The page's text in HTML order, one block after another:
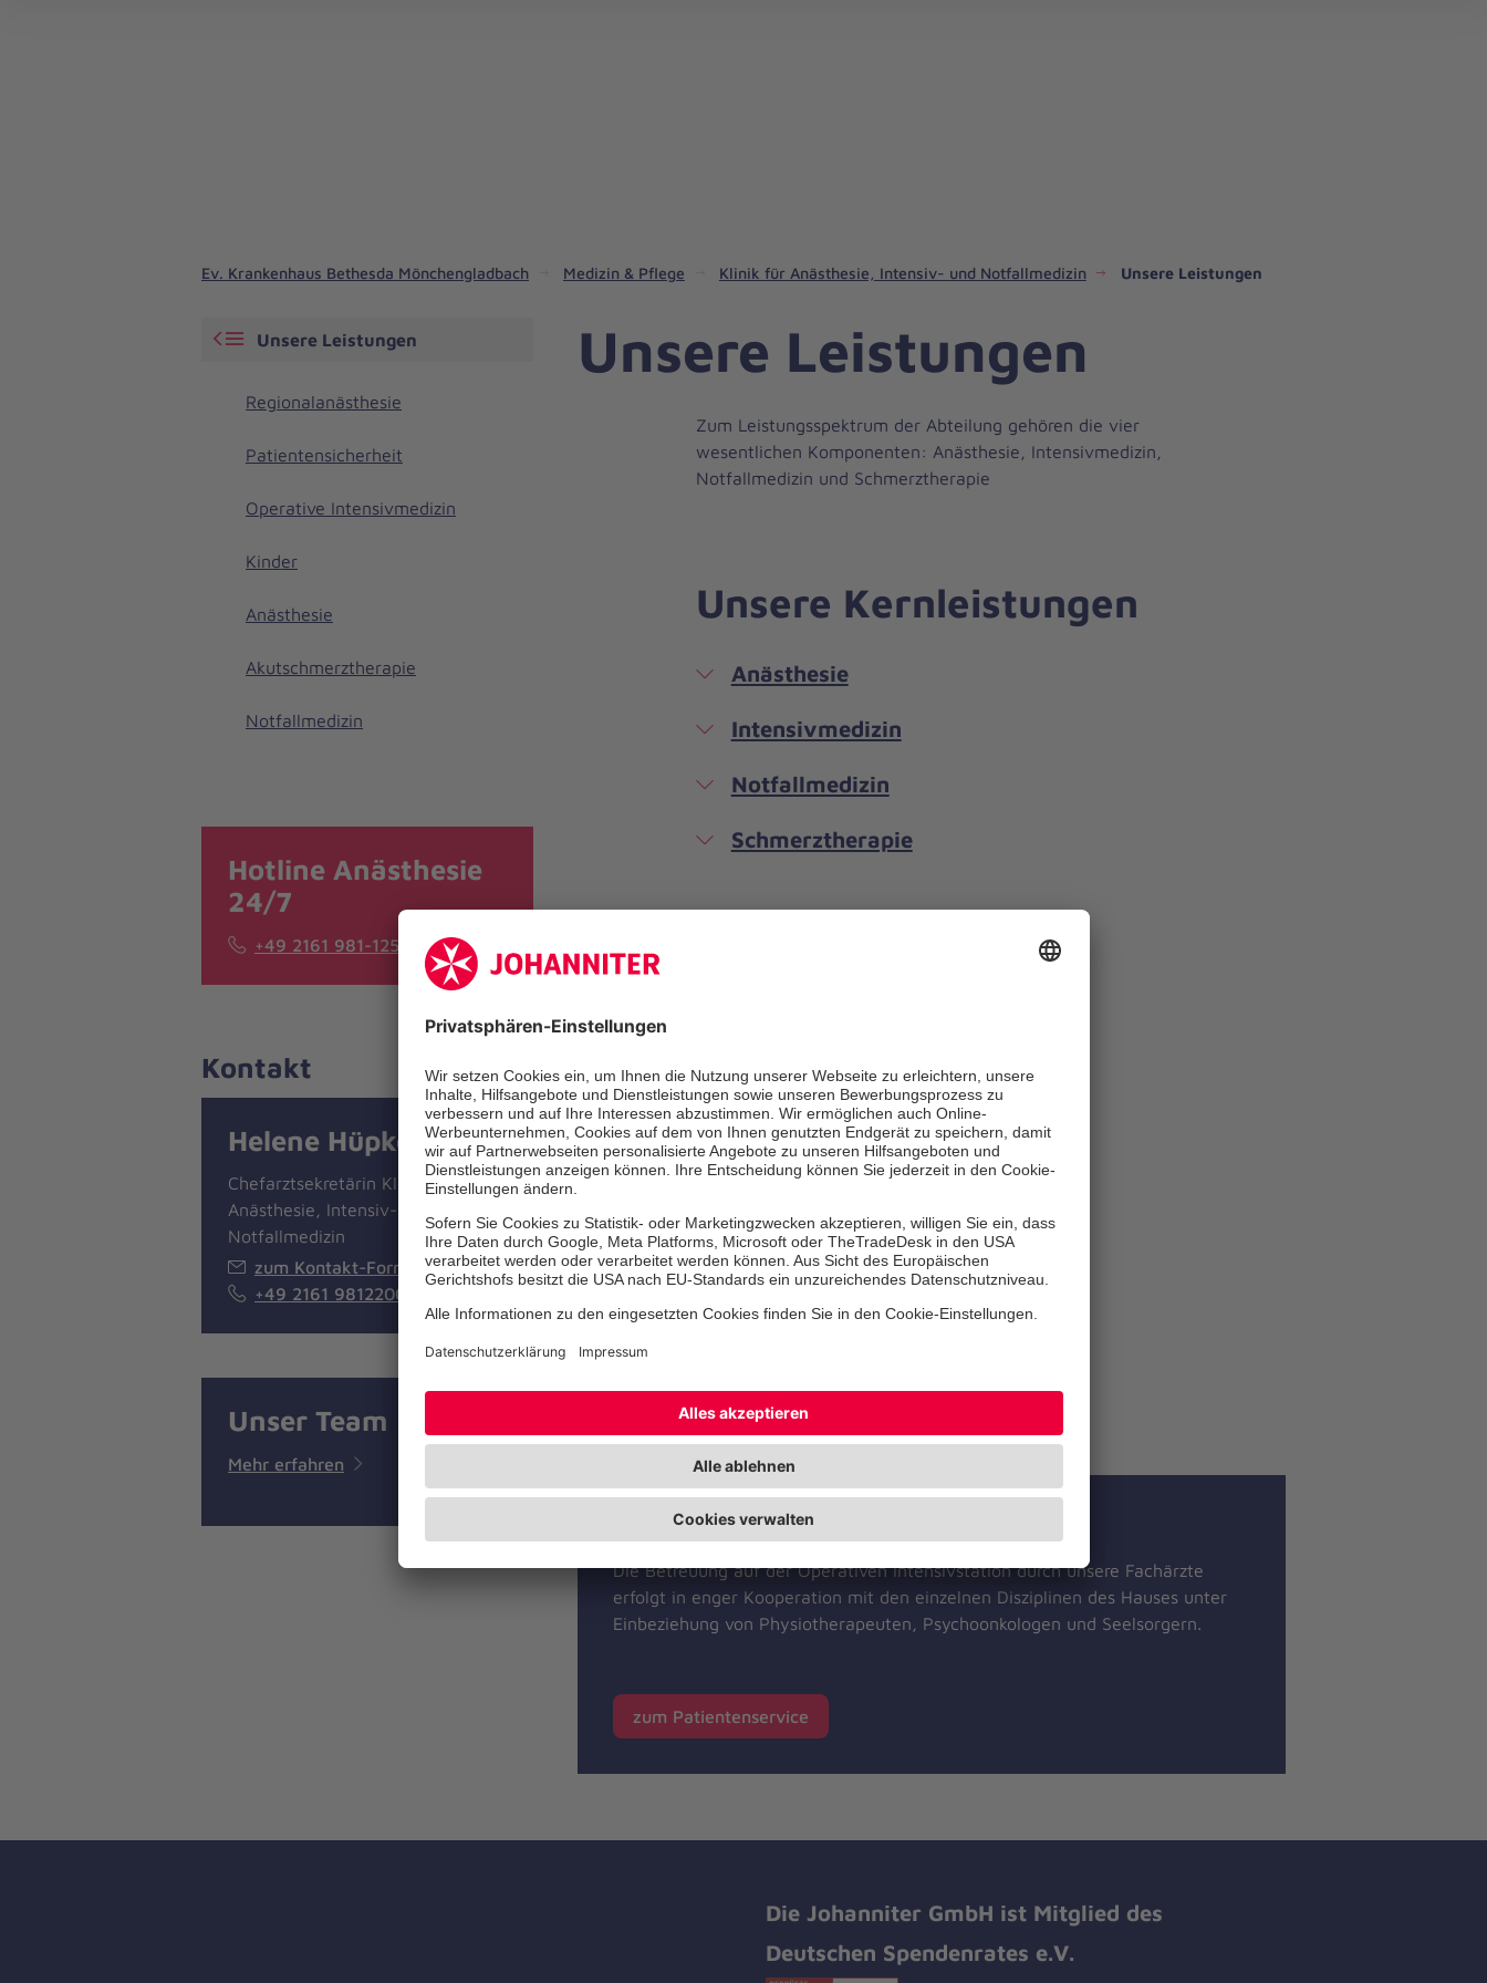
Ev. Krankenhaus Bethesda Mönchengladbach Medizin & Pflege Klinik für Anästhesie, Intensiv- und Notfallmedizin Unsere Leistungen
Unsere Leistungen
Zum Leistungsspektrum der Abteilung gehören die vier
wesentlichen Komponenten: Anästhesie, Intensivmedizin,
Notfallmedizin und Schmerztherapie
Unsere Kernleistungen
Anästhesie
Intensivmedizin
Notfallmedizin
Schmerztherapie
umfasst weiter:
Akutschmerztherapie
Kinder
Notfallmedizin
Rund um den Aufenthalt
Die Betreuung auf der Operativen Intensivstation durch unsere Fachärzte
erfolgt in enger Kooperation mit den einzelnen Disziplinen des Hauses unter
Einbeziehung von Physiotherapeuten, Psychoonkologen und Seelsorgern.
zum Patientenservice
Unsere Leistungen
Regionalanästhesie
Patientensicherheit
Operative Intensivmedizin
Kinder
Anästhesie
Akutschmerztherapie
Notfallmedizin
Hotline Anästhesie
24/7
+49 2161 981-1255
Kontakt
Helene Hüpkes
Chefarztsekretärin Klinik für
Anästhesie, Intensiv- und
Notfallmedizin
zum Kontakt-Formular
+49 2161 9812200
Unser Team
Mehr erfahren
Die Johanniter GmbH ist Mitglied des
Deutschen Spendenrates e.V.